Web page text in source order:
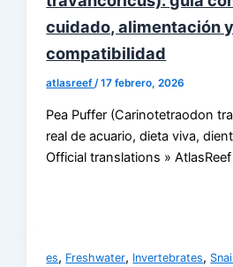
cuidado, alimentación y
compatibilidad
atlasreef/17 febrero, 2026
Pea Puffer (Carinotetraodon
real de acuario, dieta viva,
Official translations » AtlasReef
es, Freshwater, Invertebrates,